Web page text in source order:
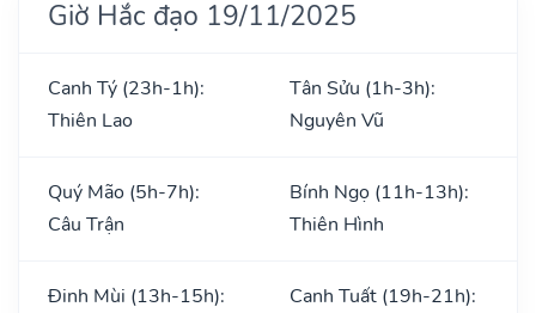
Giờ Hắc đạo 19/11/2025
Canh Tý (23h-1h):
Thiên Lao
Tân Sửu (1h-3h):
Nguyên Vũ
Quý Mão (5h-7h):
Câu Trận
Bính Ngọ (11h-13h):
Thiên Hình
Đinh Mùi (13h-15h):
Canh Tuất (19h-21h):